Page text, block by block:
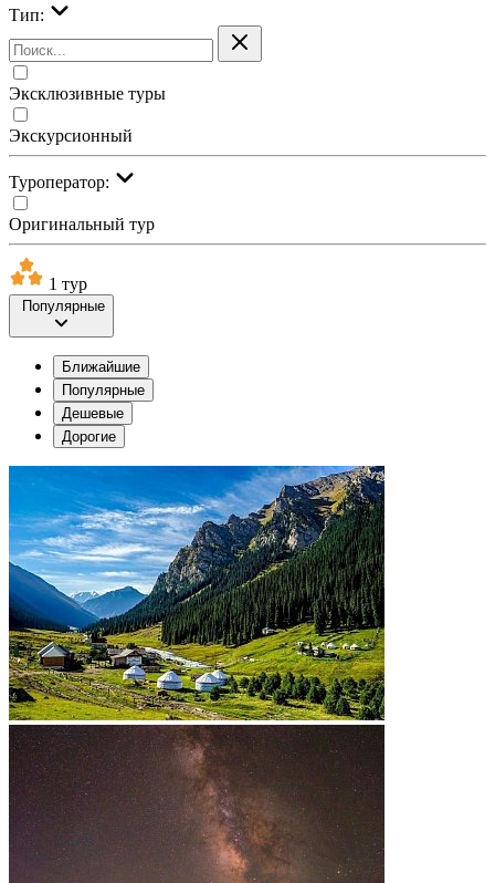
Тип:
Эксклюзивные туры
Экскурсионный
Туроператор:
Оригинальный тур
1 тур
Популярные
Ближайшие
Популярные
Дешевые
Дорогие